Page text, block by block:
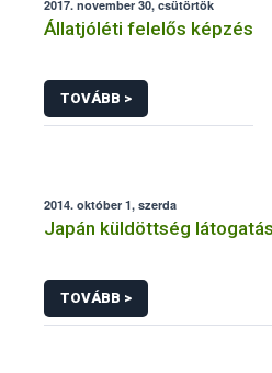
2017. november 30, csütörtök
Állatjóléti felelős képzés
TOVÁBB >
2014. október 1, szerda
Japán küldöttség
TOVÁBB >